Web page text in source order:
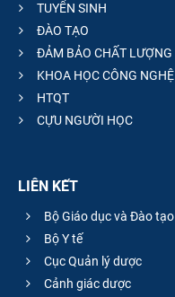
TUYỂN SINH
ĐÀO TẠO
ĐẢM BẢO CHẤT LƯỢNG
KHOA HỌC CÔNG NGHỆ
HTQT
CỰU NGƯỜI HỌC
LIÊN KẾT
Bộ Giáo dục và Đào tạo
Bộ Y tế
Cục Quản lý dược
Cảnh giác dược